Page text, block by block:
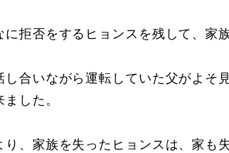
に拒否をするヒョンスを残して、家
し合いながら運転していた父がよそ
した。
り、家族を失ったヒョンスは、家も